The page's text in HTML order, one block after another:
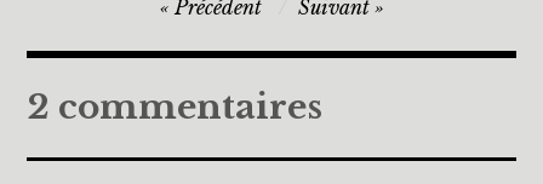
de
l’article
Précédent Suivant
2 commentaires